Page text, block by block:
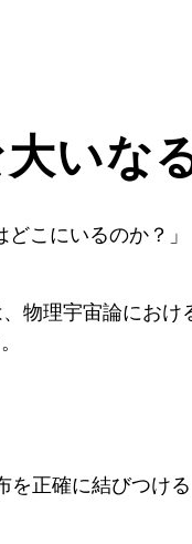
いな
どこにいるのか？
物理宇宙論におけ
を正確に結びつける